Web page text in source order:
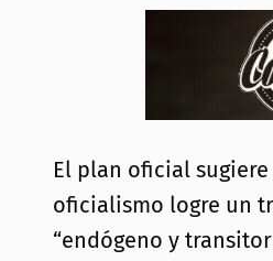
El plan oficial
oficialismo logre un
“endógeno y